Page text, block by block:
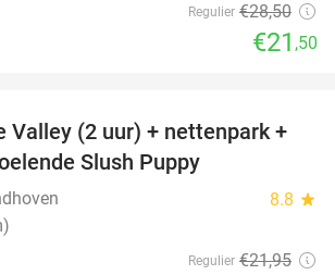
Regulier €28,50
€21 ,50
46%
Valley (2 uur) + nettenpark +
Slush Puppy
8.8 star
Regulier €21,95